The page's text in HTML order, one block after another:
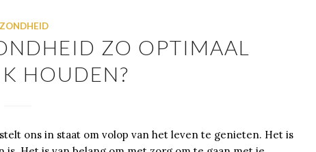
ZO OPTIMAAL
HOUDEN?
ons in staat om volop van het leven te genieten. Het is